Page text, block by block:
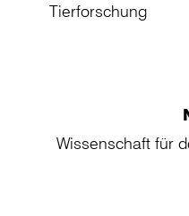
Tierforschung
Wissenschaft für